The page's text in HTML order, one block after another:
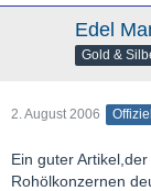
Edel
2. August 2006
Ein guter
Rohölkonzernen